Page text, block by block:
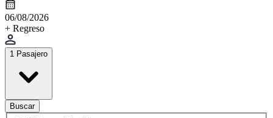
06/08/2026
+ Regreso
1 Pasajero
Buscar